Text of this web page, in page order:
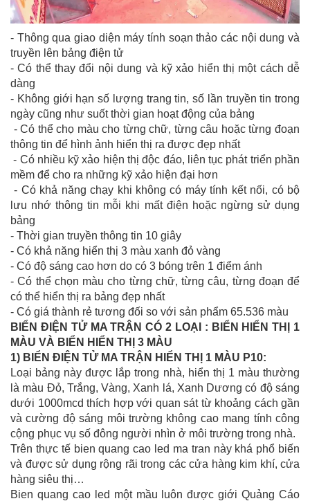
- Thông qua giao diện máy tính soạn thảo các nội dung và
truyền lên bảng điện tử
- Có thể thay đổi nội dung và kỹ xảo hiển thị một cách dễ
dàng
- Không giới hạn số lượng trang tin, số lần truyền tin trong
ngày cũng như suốt thời gian hoạt động của bảng
- Có thể chọ màu cho từng chữ, từng câu hoặc từng đoạn
thông tin để hình ảnh hiển thị ra được đẹp nhất
- Có nhiều kỹ xảo hiện thị độc đáo, liên tục phát triển phần
mềm để cho ra những kỹ xảo hiện đại hơn
- Có khả năng chạy khi không có máy tính kết nối, có bộ
lưu nhớ thông tin mỗi khi mất điện hoặc ngừng sử dụng
bảng
- Thời gian truyền thông tin 10 giây
- Có khả năng hiển thị 3 màu xanh đỏ vàng
- Có độ sáng cao hơn do có 3 bóng trên 1 điểm ánh
- Có thể chọn màu cho từng chữ, từng câu, từng đoạn để
có thể hiển thị ra bảng đẹp nhất
- Có giá thành rẻ tương đối so với sản phẩm 65.536 màu
BIỂN ĐIỆN TỬ MA TRẬN CÓ 2 LOẠI : BIỂN HIỂN THỊ 1
MÀU VÀ BIỂN HIỂN THỊ 3 MÀU
1) BIỂN ĐIỆN TỬ MA TRẬN HIỂN THỊ 1 MÀU P10:
Loại bảng này được lắp trong nhà, hiển thị 1 màu thường
là màu Đỏ, Trắng, Vàng, Xanh lá, Xanh Dương có độ sáng
dưới 1000mcd thích hợp với quan sát từ khoảng cách gần
và cường độ sáng môi trường không cao mang tính công
cộng phục vụ số đông người nhìn ở môi trường trong nhà.
Trên thực tế bien quang cao led ma tran này khá phổ biến
và được sử dụng rộng rãi trong các cửa hàng kim khí, cửa
hàng siêu thị…
Bien quang cao led một mầu luôn được giới Quảng Cáo